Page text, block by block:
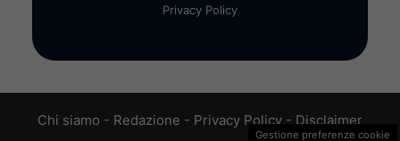
Privacy Policy
Chi siamo - Redazione - Privacy Policy - Disclaimer
Gestione preferenze cookie